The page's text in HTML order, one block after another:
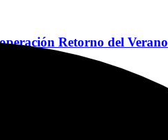
Retorno del Verano